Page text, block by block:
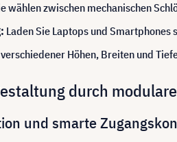
wählen zwischen mechanischen
Laden Sie Laptops und
Höhen, Breiten und
durch
und smarte